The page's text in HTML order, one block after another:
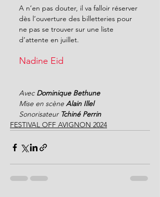
A n’en pas douter, il va falloir réserver
dès l’ouverture des billetteries pour
ne pas se trouver sur une liste
d’attente en juillet.
Nadine Eid
Avec Dominique Bethune
Mise en scène Alain Illel
Sonorisateur Tchiné Perrin
FESTIVAL OFF AVIGNON 2024